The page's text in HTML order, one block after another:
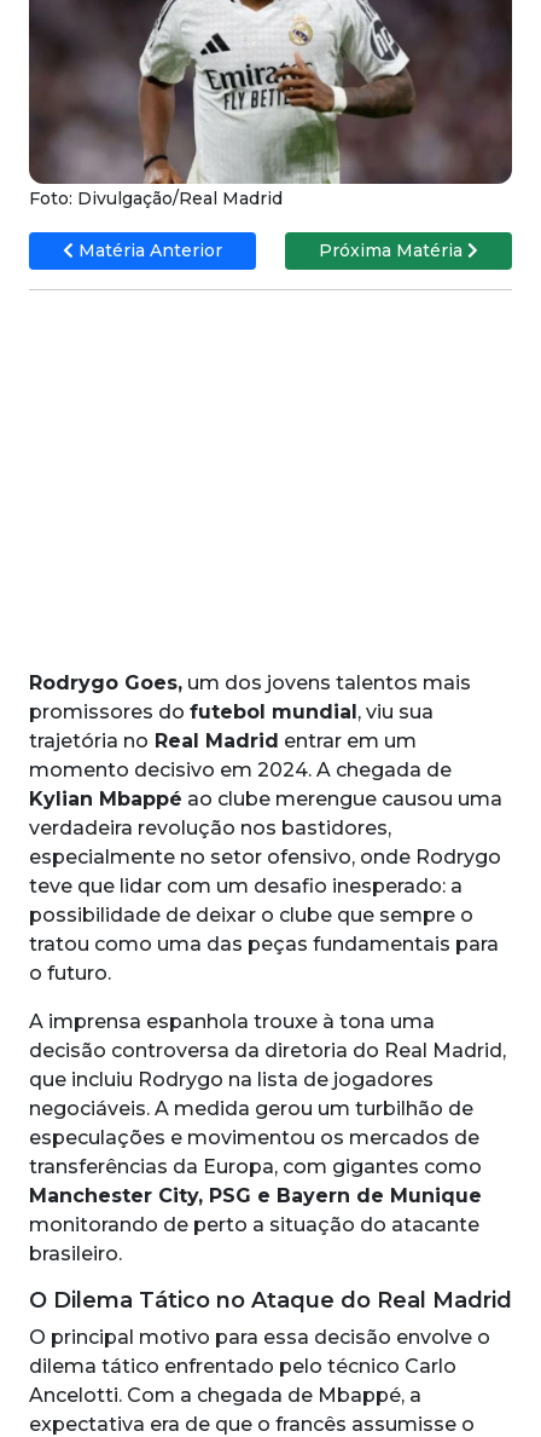
Foto: Divulgação/Real Madrid
Matéria Anterior Próxima Matéria
Rodrygo Goes, um dos jovens talentos mais
promissores do futebol mundial, viu sua
trajetória no Real Madrid entrar em um
momento decisivo em 2024. A chegada de
Kylian Mbappé ao clube merengue causou uma
verdadeira revolução nos bastidores,
especialmente no setor ofensivo, onde Rodrygo
teve que lidar com um desafio inesperado: a
possibilidade de deixar o clube que sempre o
tratou como uma das peças fundamentais para
o futuro.
A imprensa espanhola trouxe à tona uma
decisão controversa da diretoria do Real Madrid,
que incluiu Rodrygo na lista de jogadores
negociáveis. A medida gerou um turbilhão de
especulações e movimentou os mercados de
transferências da Europa, com gigantes como
Manchester City, PSG e Bayern de Munique
monitorando de perto a situação do atacante
brasileiro.
O Dilema Tático no Ataque do Real Madrid
O principal motivo para essa decisão envolve o
dilema tático enfrentado pelo técnico Carlo
Ancelotti. Com a chegada de Mbappé, a
expectativa era de que o francês assumisse o